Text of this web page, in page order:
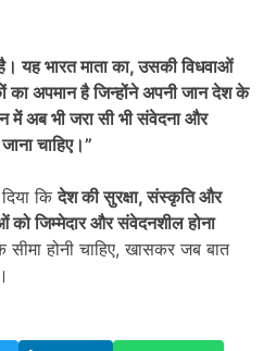
यह भारत माता का,उसकी विधवाओं
अपमान है जिन्होंने अपनी जान देश के
में अब भी जरा सी भी संवेदना और
चाहिए।”
किदेश की सुरक्षा,संस्कृति और
जिम्मेदार और संवेदनशील होना
सीमा होनी चाहिए, खासकर जब बात